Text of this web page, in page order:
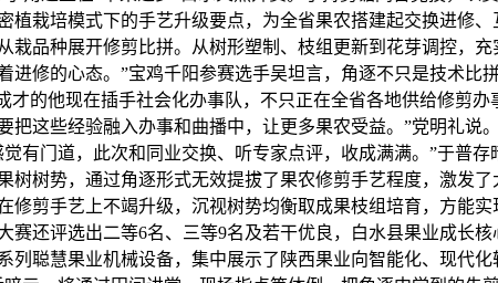
植栽培模式下的手艺升级要点，为全省果农搭建起交换进修
栽品种展开修剪比拼。从树形塑制、枝组更新到花芽调控，充
进修的心态。”宝鸡千阳参赛选手吴坦言，角逐不只是技术
才的他现在插手社会化办事队，不只正在全省各地供给修剪
把这些经验融入办事和曲播中，让更多果农受益。”党明礼
有门道，此次和同业交换、听专家点评，收成满满。”于普
树树势，通过角逐形式无效提拔了果农修剪手艺程度，激发
修剪手艺上不竭升级，沉视树势均衡取成果枝组培育，方能实
赛还评选出二等6名、三等9名及若干优良，白水县果业成长核
列聪慧果业机械设备，集中展示了陕西果业向智能化、现代